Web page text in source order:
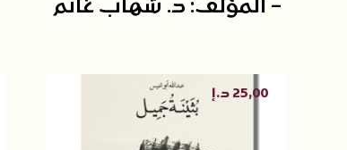
– المؤلف: د. شهاب غانم
25,00 د.إ